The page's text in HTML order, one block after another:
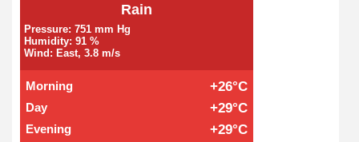
Rain
Pressure: 751 mm Hg
Humidity: 91 %
Wind: East, 3.8 m/s
Morning +26°C
Day +29°C
Evening +29°C